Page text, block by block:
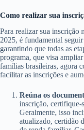
Como realizar sua
Para realizar sua
2025, é fundamental
garantindo que todas as
programa, que visa
famílias brasileiras, agora
facilitar as inscrições e
Reúna os
inscrição, certifique-
Geralmente, isso
atualizado, certidão